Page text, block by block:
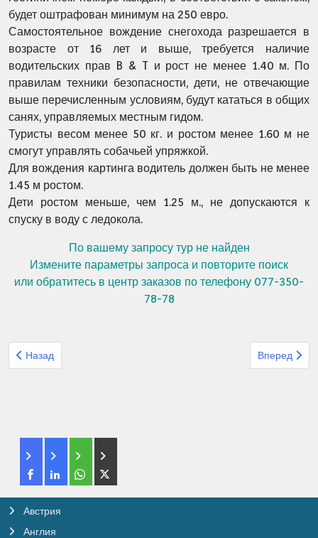
будет оштрафован минимум на 250 евро.
Самостоятельное вождение снегохода разрешается в
возрасте от 16 лет и выше, требуется наличие
водительских прав B & T и рост не менее 1.40 м. По
правилам техники безопасности, дети, не отвечающие
выше перечисленным условиям, будут кататься в общих
санях, управляемых местным гидом.
Туристы весом менее 50 кг. и ростом менее 1.60 м не
смогут управлять собачьей упряжкой.
Для вождения картинга водитель должен быть не менее
1.45 м ростом.
Дети ростом меньше, чем 1.25 м., не допускаются к
спуску в воду с ледокола.
По вашему запросу тур не найден
Измените параметры запроса и повторите поиск
или обратитесь в центр заказов по телефону 077-350-
78-78
Предыдущий: Организованный тур из Израиля Штурман Китай
Назад Следующий:
Вперед
Австрия
Англия